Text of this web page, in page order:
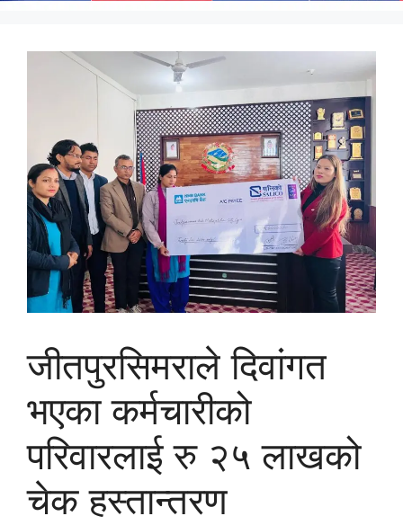
जीतपुरसिमराले दिवांगत
भएका कर्मचारीको
परिवारलाई रु २५ लाखको
चेक हस्तान्तरण